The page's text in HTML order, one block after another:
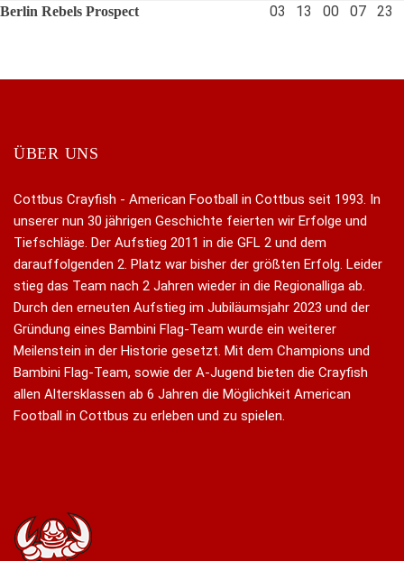
Berlin Rebels Prospect 03 13 00 07 23
ÜBER UNS
Cottbus Crayfish - American Football in Cottbus seit 1993. In
unserer nun 30 jährigen Geschichte feierten wir Erfolge und
Tiefschläge. Der Aufstieg 2011 in die GFL 2 und dem
darauffolgenden 2. Platz war bisher der größten Erfolg. Leider
stieg das Team nach 2 Jahren wieder in die Regionalliga ab.
Durch den erneuten Aufstieg im Jubiläumsjahr 2023 und der
Gründung eines Bambini Flag-Team wurde ein weiterer
Meilenstein in der Historie gesetzt. Mit dem Champions und
Bambini Flag-Team, sowie der A-Jugend bieten die Crayfish
allen Altersklassen ab 6 Jahren die Möglichkeit American
Football in Cottbus zu erleben und zu spielen.